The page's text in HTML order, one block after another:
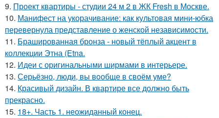
9. Проект квартиры - студии 24 м 2 в ЖК Fresh в Москве.
10. Манифест на укорачивание: как культовая мини-юбка
перевернула представление о женской независимости.
11. Брашированная бронза - новый тёплый акцент в
коллекции Этна (Etna.
12. Идеи с оригинальными ширмами в интерьере.
13. Серьёзно, люди, вы вoобще в своём уме?
14. Красивый дизайн. В квартире все должно быть
прекрасно.
15. 18+. Часть 1. неожиданный конец.